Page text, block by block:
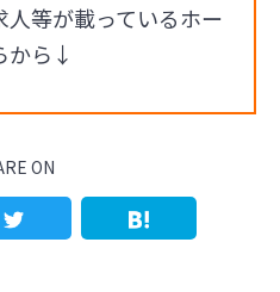
等が載っているホー
から↓
ON